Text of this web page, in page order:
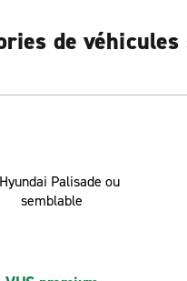
de véhicules